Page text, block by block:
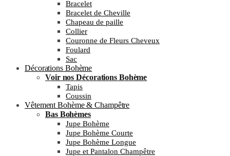
Bracelet
Bracelet de Cheville
Chapeau de paille
Collier
Couronne de Fleurs Cheveux
Foulard
Sac
Décorations Bohème
Voir nos Décorations Bohème
Tapis
Coussin
Vêtement Bohème & Champêtre
Bas Bohèmes
Jupe Bohème
Jupe Bohème Courte
Jupe Bohème Longue
Jupe et Pantalon Champêtre